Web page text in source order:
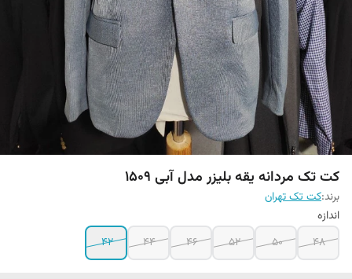
کت تک مردانه یقه بلیزر مدل آبی 1509
برند:کت تک تهران
اندازه
48
50
52
46
44
42